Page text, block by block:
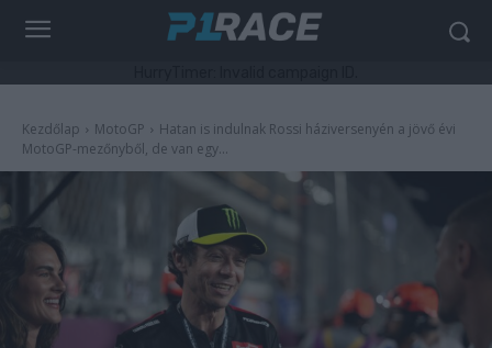
Kezdőlap MotoGP
Hatan is indulnak Rossi háziversenyén a jövő évi
MotoGP-mezőnyből, de van egy...